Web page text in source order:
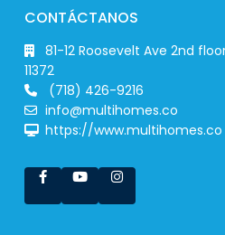
CONTÁCTANOS
81-12 Roosevelt Ave 2nd
11372
(718) 426-9216
info@multihomes.co
https://www.multihomes.co